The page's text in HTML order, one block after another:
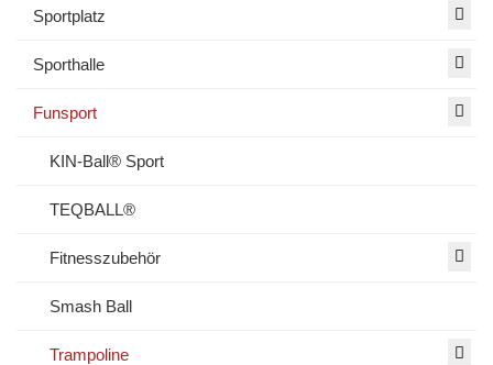
Sportplatz
Sporthalle
Funsport
KIN-Ball® Sport
TEQBALL®
Fitnesszubehör
Smash Ball
Trampoline